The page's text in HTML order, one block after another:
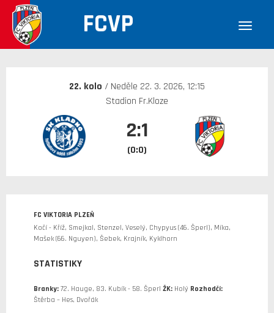
FCVP
30. 12. 1899
22. kolo / Neděle 22. 3. 2026, 12:15
Stadion Fr.Kloze
2:1
(0:0)
FC VIKTORIA PLZEŇ
Kočí - Kříž, Smejkal, Stenzel, Veselý, Chypyus (46. Šperl), Míka,
Mašek (66. Nguyen), Šebek, Krajník, Kyklhorn
STATISTIKY
Branky: 72. Hauge, 83. Kubík - 58. Šperl ŽK: Holý Rozhodčí:
Štěrba – Hes, Dvořák